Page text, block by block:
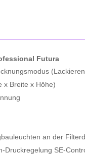
Futura
x Breite x Höhe)
an der
Druckregelung SE-